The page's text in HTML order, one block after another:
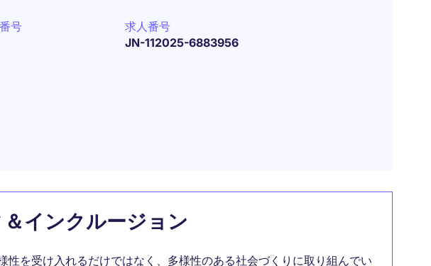
号
求人番号
JN-112025-6883956
インクルージョン
性を受け入れるだけではなく、多様性のある社会づくりに取り組んでい